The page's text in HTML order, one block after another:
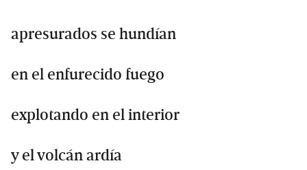
apresurados se hundían
en el enfurecido fuego
explotando en el interior
y el volcán ardía